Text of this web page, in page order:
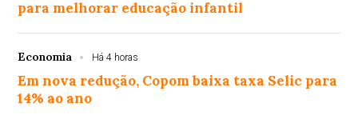
para melhorar educação infantil
Economia Há 4 horas
Em nova redução, Copom baixa taxa Selic para
14% ao ano